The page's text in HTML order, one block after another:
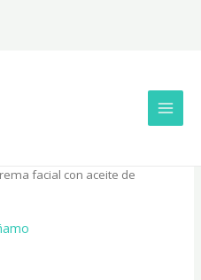
facial con aceite de